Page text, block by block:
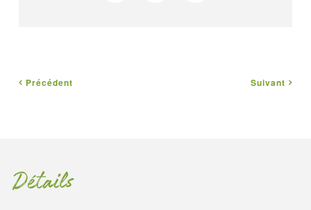
Précédent Suivant
Détails